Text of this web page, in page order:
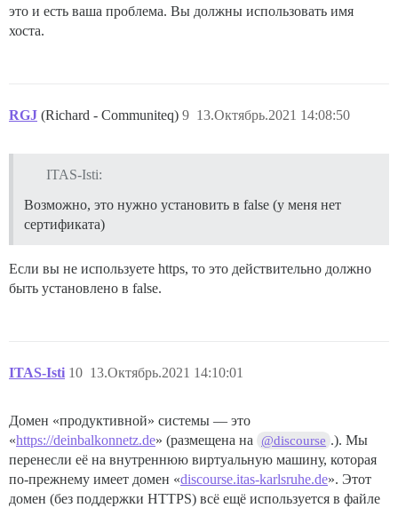
это и есть ваша проблема. Вы должны использовать имя
хоста.
RGJ (Richard - Communiteq) 13.Октябрь.2021 14:08:50
9
ITAS-Isti:
Возможно, это нужно установить в false (у меня нет
сертификата)
Если вы не используете https, то это действительно должно
быть установлено в false.
ITAS-Isti 13.Октябрь.2021 14:10:01
10
Домен «продуктивной» системы — это
«https://deinbalkonnetz.de» (размещена на @discourse .). Мы
перенесли её на внутреннюю виртуальную машину, которая
по-прежнему имеет домен «discourse.itas-karlsruhe.de». Этот
домен (без поддержки HTTPS) всё ещё используется в файле